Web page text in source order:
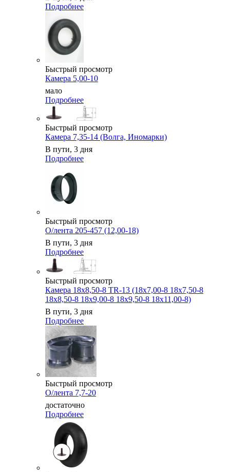
Подробнее
Быстрый просмотр
Камера 5,00-10
мало
Подробнее
Быстрый просмотр
Камера 7,35-14 (Волга, Иномарки)
В пути, 3 дня
Подробнее
Быстрый просмотр
О/лента 205-457 (12,00-18)
В пути, 3 дня
Подробнее
Быстрый просмотр
Камера 18x8,50-8 TR-13 (18x7,00-8 18x7,50-8
18x8,50-8 18x9,00-8 18x9,50-8 18x11,00-8)
В пути, 3 дня
Подробнее
Быстрый просмотр
О/лента 7,7-20
достаточно
Подробнее